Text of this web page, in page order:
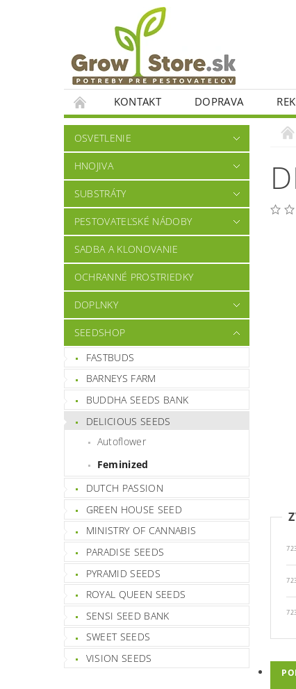
KONTAKT DOPRAVA
OSVETLENIE
HNOJIVA
SUBSTRÁTY
PESTOVATEĽSKÉ NÁDOBY
SADBA A KLONOVANIE
OCHRANNÉ PROSTRIEDKY
DOPLNKY
SEEDSHOP
FASTBUDS
BARNEYS FARM
BUDDHA SEEDS BANK
DELICIOUS SEEDS
Autoflower
Feminized
DUTCH PASSION
GREEN HOUSE SEED
MINISTRY OF CANNABIS
PARADISE SEEDS
PYRAMID SEEDS
ROYAL QUEEN SEEDS
SENSI SEED BANK
SWEET SEEDS
VISION SEEDS